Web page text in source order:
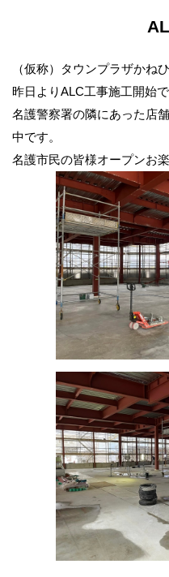
（仮称）タウンプラザかね
昨日よりALC工事施工開始で
名護警察署の隣にあった店
中です。
名護市民の皆様オープンお